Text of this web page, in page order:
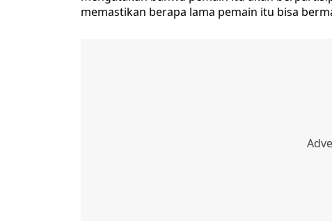
memastikan berapa lama pemain itu bisa